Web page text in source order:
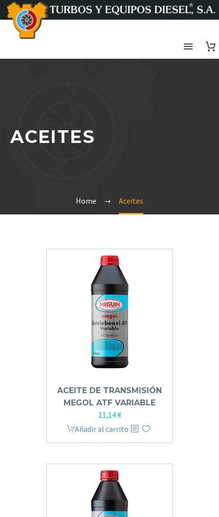
ACEITES
Home Aceites
ACEITE DE TRANSMISIÓN
MEGOL ATF VARIABLE
11,14€
Añadir al carrito